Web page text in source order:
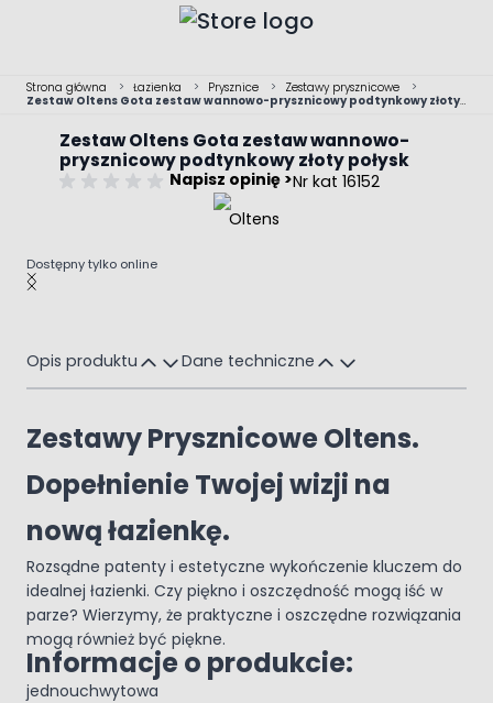
Strona główna > Łazienka > Prysznice > Zestawy prysznicowe
>
Zestaw Oltens Gota zestaw wannowo-prysznicowy podtynkowy złoty
Zestaw Oltens Gota zestaw wannowo-
prysznicowy podtynkowy złoty połysk
Napisz opinię >Nr kat 16152
Dostępny tylko online
Main image
Click to view image in fullscreen
Opis produktu Dane techniczne
Zestawy Prysznicowe Oltens.
Dopełnienie Twojej wizji na
nową łazienkę.
Rozsądne patenty i estetyczne wykończenie kluczem do
idealnej łazienki. Czy piękno i oszczędność mogą iść w
parze? Wierzymy, że praktyczne i oszczędne rozwiązania
mogą również być piękne.
Informacje o produkcie:
jednouchwytowa